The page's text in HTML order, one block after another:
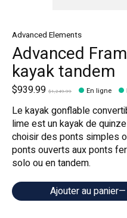
Advanced Elements
Advanced
kayak tandem
$939.99 $1,249.99 En ligne
Le kayak gonflable
lime est un kayak de
choisir des ponts simples
ponts ouverts aux ponts
solo ou en tandem.
Ajouter au panier